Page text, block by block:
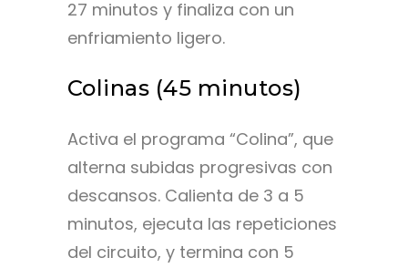
27 minutos y finaliza con un
enfriamiento ligero.
Colinas (45 minutos)
Activa el programa “Colina”, que
alterna subidas progresivas con
descansos. Calienta de 3 a 5
minutos, ejecuta las repeticiones
del circuito, y termina con 5